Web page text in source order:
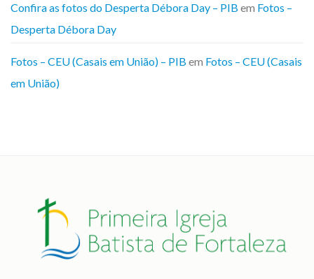
Confira as fotos do Desperta Débora Day – PIB em Fotos –
Desperta Débora Day
Fotos – CEU (Casais em União) – PIB em Fotos – CEU (Casais
em União)